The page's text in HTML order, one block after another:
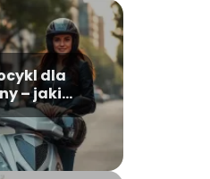
dla
– jaki